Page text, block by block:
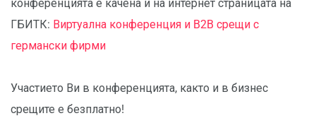
конференцията е качена и на интернет страницата на
ГБИТК: Виртуална конференция и B2B срещи с
германски фирми
Участието Ви в конференцията, както и в бизнес
срещите е безплатно!